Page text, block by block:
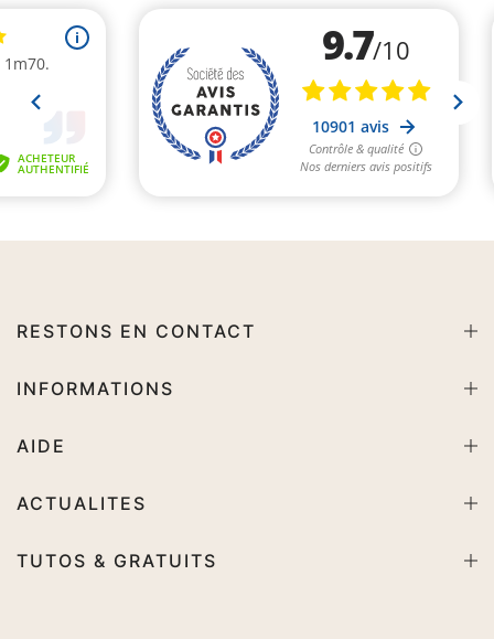
RESTONS EN CONTACT
INFORMATIONS
AIDE
ACTUALITES
TUTOS & GRATUITS